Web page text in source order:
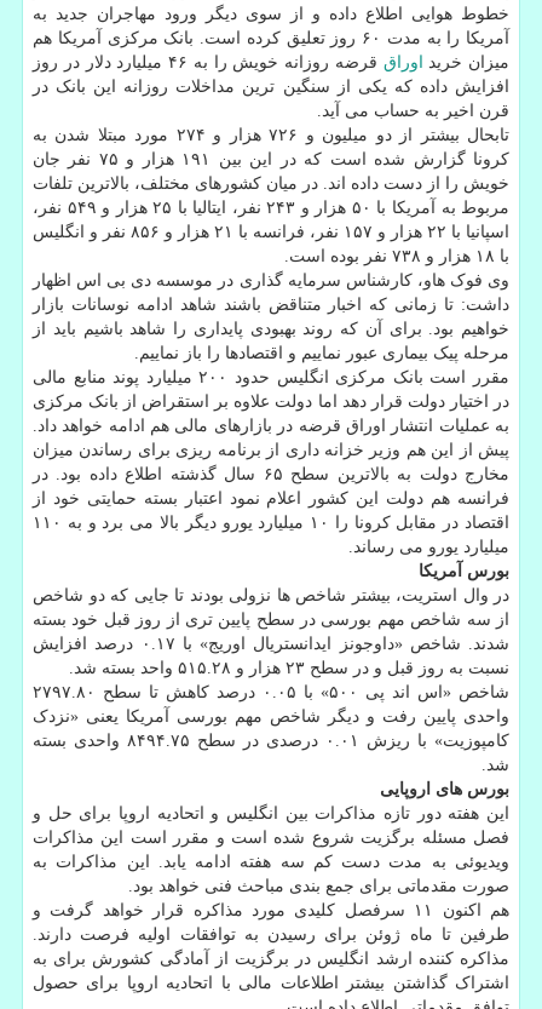
خطوط هوایی اطلاع داده و از سوی دیگر ورود مهاجران جدید به
آمریکا را به مدت ۶۰ روز تعلیق کرده است. بانک مرکزی آمریکا هم
میزان خرید
اوراق
قرضه روزانه خویش را به ۴۶ میلیارد دلار در روز
افزایش داده که یکی از سنگین ترین مداخلات روزانه این بانک در
قرن اخیر به حساب می آید.
تابحال بیشتر از دو میلیون و ۷۲۶ هزار و ۲۷۴ مورد مبتلا شدن به
کرونا گزارش شده است که در این بین ۱۹۱ هزار و ۷۵ نفر جان
خویش را از دست داده اند. در میان کشورهای مختلف، بالاترین تلفات
مربوط به آمریکا با ۵۰ هزار و ۲۴۳ نفر، ایتالیا با ۲۵ هزار و ۵۴۹ نفر،
اسپانیا با ۲۲ هزار و ۱۵۷ نفر، فرانسه با ۲۱ هزار و ۸۵۶ نفر و انگلیس
با ۱۸ هزار و ۷۳۸ نفر بوده است.
وی فوک هاو، کارشناس سرمایه گذاری در موسسه دی بی اس اظهار
داشت: تا زمانی که اخبار متناقض باشند شاهد ادامه نوسانات بازار
خواهیم بود. برای آن که روند بهبودی پایداری را شاهد باشیم باید از
مرحله پیک بیماری عبور نماییم و اقتصادها را باز نماییم.
مقرر است بانک مرکزی انگلیس حدود ۲۰۰ میلیارد پوند منابع مالی
در اختیار دولت قرار دهد اما دولت علاوه بر استقراض از بانک مرکزی
به عملیات انتشار اوراق قرضه در بازارهای مالی هم ادامه خواهد داد.
پیش از این هم وزیر خزانه داری از برنامه ریزی برای رساندن میزان
مخارج دولت به بالاترین سطح ۶۵ سال گذشته اطلاع داده بود. در
فرانسه هم دولت این کشور اعلام نمود اعتبار بسته حمایتی خود از
اقتصاد در مقابل کرونا را ۱۰ میلیارد یورو دیگر بالا می برد و به ۱۱۰
میلیارد یورو می رساند.
بورس آمریکا
در وال استریت، بیشتر شاخص ها نزولی بودند تا جایی که دو شاخص
از سه شاخص مهم بورسی در سطح پایین تری از روز قبل خود بسته
شدند. شاخص «داوجونز ایدانستریال اوریج» با ۰.۱۷ درصد افزایش
نسبت به روز قبل و در سطح ۲۳ هزار و ۵۱۵.۲۸ واحد بسته شد.
شاخص «اس اند پی ۵۰۰» با ۰.۰۵ درصد کاهش تا سطح ۲۷۹۷.۸۰
واحدی پایین رفت و دیگر شاخص مهم بورسی آمریکا یعنی «نزدک
کامپوزیت» با ریزش ۰.۰۱ درصدی در سطح ۸۴۹۴.۷۵ واحدی بسته
شد.
بورس های اروپایی
این هفته دور تازه مذاکرات بین انگلیس و اتحادیه اروپا برای حل و
فصل مسئله برگزیت شروع شده است و مقرر است این مذاکرات
ویدیوئی به مدت دست کم سه هفته ادامه یابد. این مذاکرات به
صورت مقدماتی برای جمع بندی مباحث فنی خواهد بود.
هم اکنون ۱۱ سرفصل کلیدی مورد مذاکره قرار خواهد گرفت و
طرفین تا ماه ژوئن برای رسیدن به توافقات اولیه فرصت دارند.
مذاکره کننده ارشد انگلیس در برگزیت از آمادگی کشورش برای به
اشتراک گذاشتن بیشتر اطلاعات مالی با اتحادیه اروپا برای حصول